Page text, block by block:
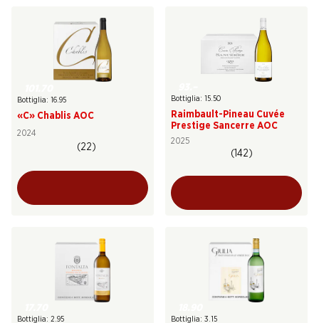
Bottiglia: 16.95
«C» Chablis AOC
2024
(22)
Bottiglia: 15.50
Raimbault-Pineau Cuvée
Prestige Sancerre AOC
2025
(142)
Bottiglia: 2.95 Bottiglia: 3.15